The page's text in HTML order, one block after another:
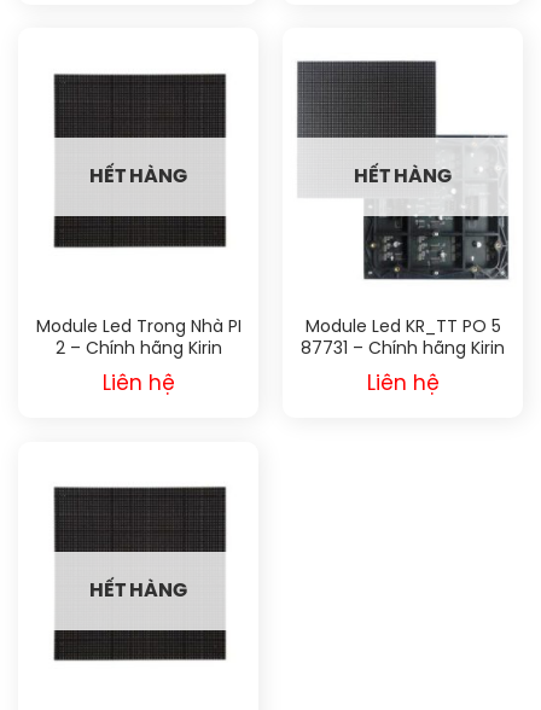
HẾT HÀNG
Module Led Trong Nhà PI
2 – Chính hãng Kirin
Liên hệ
HẾT HÀNG
Module Led KR_TT PO 5
87731 – Chính hãng Kirin
Liên hệ
HẾT HÀNG